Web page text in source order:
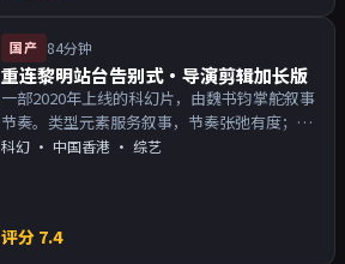
国产 84分钟
重连黎明站台告别式·导演剪辑加长版
一部2020年上线的科幻片，由魏书钧掌舵叙事
节奏。类型元素服务叙事，节奏张弛有度；对
白密度高，留意潜台词。主演以演技派为主，
科幻 · 中国香港 · 综艺
评分 7.4